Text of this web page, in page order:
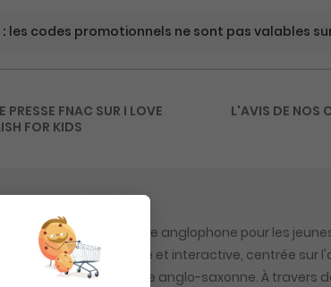
les codes promotionnels ne sont pas valables
ouverte sur le monde anglophone pour les
son approche ludique et interactive, centrée sur
diversifié de la culture anglo-saxonne. À travers
PRESSE FNAC SUR I LOVE
FOR KIDS
L'AVIS DE NOS